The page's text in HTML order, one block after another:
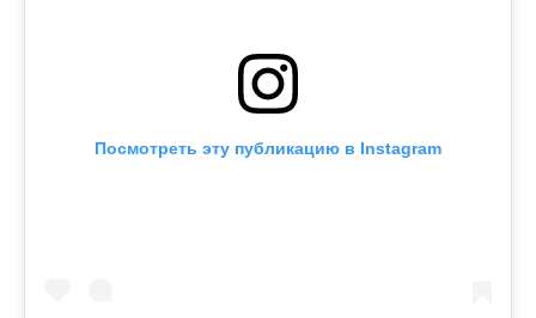
Посмотреть эту публикацию в Instagram